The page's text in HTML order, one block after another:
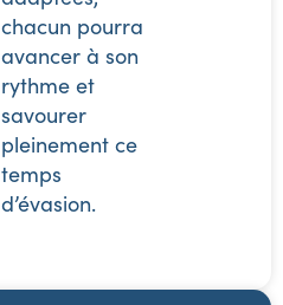
chacun pourra
avancer à son
rythme et
savourer
pleinement ce
temps
d’évasion.